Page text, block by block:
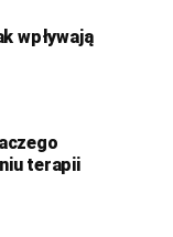
wpływają
terapii